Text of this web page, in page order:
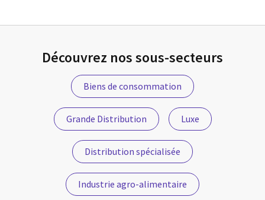
Découvrez nos sous-secteurs
Biens de consommation
Grande Distribution Luxe
Distribution spécialisée
Industrie agro-alimentaire